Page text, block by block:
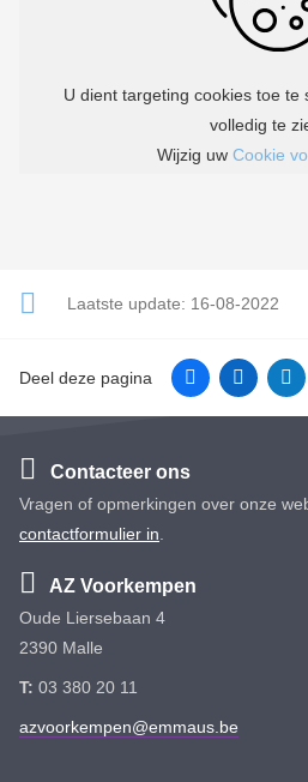
Laatste update: 16-08-2022
Deel deze pagina Facebook
Contacteer ons
Vragen of opmerkingen over onze
contactformulier in
AZ Voorkempen
Oude Liersebaan 4
2390 Malle
T: 03 380 20 11
azvoorkempen@emmaus.be